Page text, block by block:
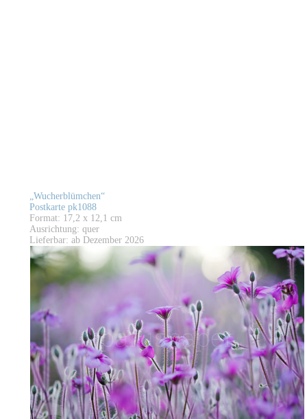
„Wucherblümchen“
Postkarte pk1088
Format: 17,2 x 12,1 cm
Ausrichtung: quer
Lieferbar: ab Dezember 2026